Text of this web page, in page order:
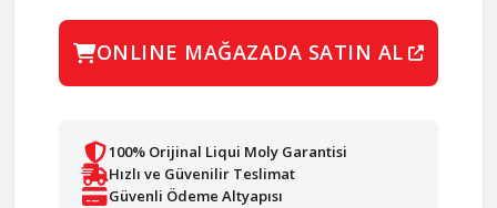
ONLINE MAĞAZADA SATIN AL
100% Orijinal Liqui Moly Garantisi
Hızlı ve Güvenilir Teslimat
Güvenli Ödeme Altyapısı